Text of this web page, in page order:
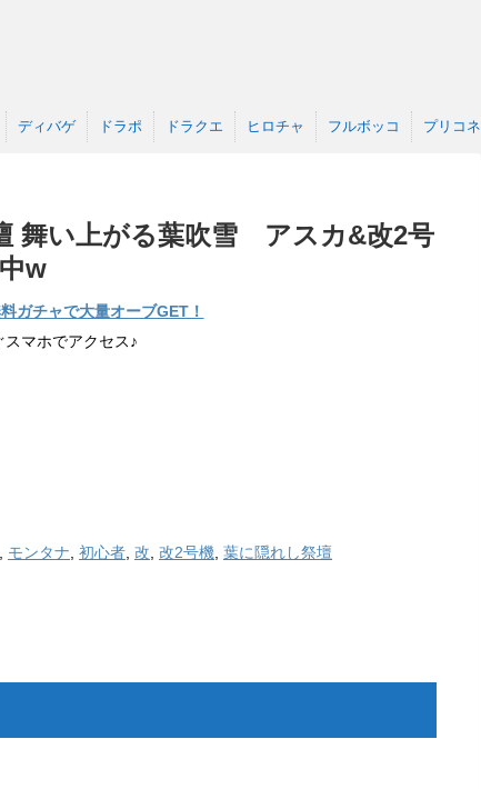
ディバゲ ドラポ ドラクエ ヒロチャ フルボッコ プリコネ
舞い上がる葉吹雪 アスカ&改2号
w
ガチャで大量オーブGET！
スマホでアクセス♪
モンタナ 初心者 改 改2号機 葉に隠れし祭壇